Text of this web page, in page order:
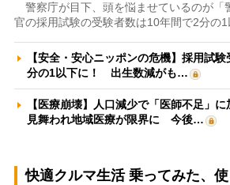
警察庁が目下、頭を悩ませているのが「
官の採用試験の受験者数は10年間で2分の1
【安全・安心ニッポンの危機】採用試
分の1以下に！ 出生数減がも…
【医療崩壊】人口減少で「医師不足」
見舞われ地域医療が限界に 今後…
快適クルマ生活 乗ってみた、